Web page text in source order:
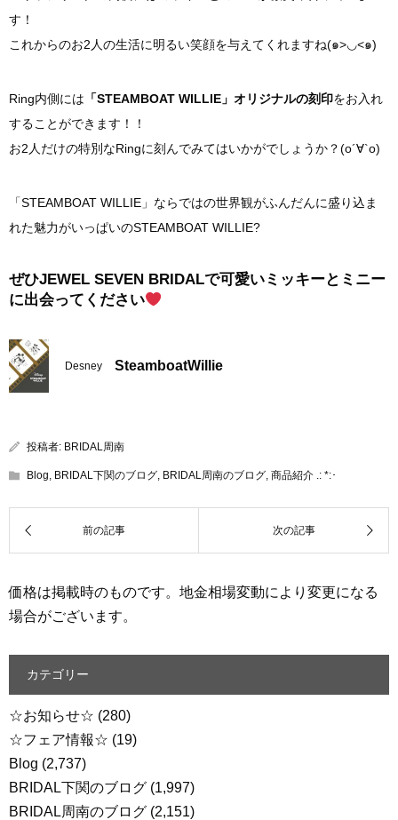
す！
これからのお2人の生活に明るい笑顔を与えてくれますね(๑>◡<๑)
Ring内側には 「STEAMBOAT WILLIE」オリジナルの刻印をお入れ
することができます！！
お2人だけの特別なRingに刻んでみてはいかがでしょうか？(о´∀`о)
「STEAMBOAT WILLIE」ならではの世界観がふんだんに盛り込ま
れた魅力がいっぱいのSTEAMBOAT WILLIE?
ぜひJEWEL SEVEN BRIDALで可愛いミッキーとミニー
に出会ってください
Desney SteamboatWillie
投稿者: BRIDAL周南
Blog, BRIDAL下関のブログ, BRIDAL周南のブログ, 商品紹介 .: *:･
価格は掲載時のものです。地金相場変動により変更になる
場合がございます。
カテゴリー
☆お知らせ☆ (280)
☆フェア情報☆ (19)
Blog (2,737)
BRIDAL下関のブログ (1,997)
BRIDAL周南のブログ (2,151)